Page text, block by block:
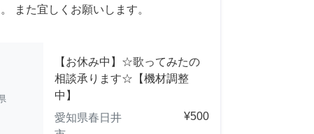
また宜しくお願いします。
【お休み中】☆歌ってみたの
相談承ります☆【機材調整
中】
愛知県春日井
¥500